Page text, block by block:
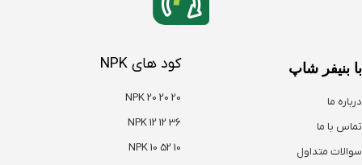
با بنیفر شاپ
درباره ما
تماس با ما
سوالات متداول
کود های NPK
NPK 20 20 20
NPK 12 12 36
NPK 10 52 10